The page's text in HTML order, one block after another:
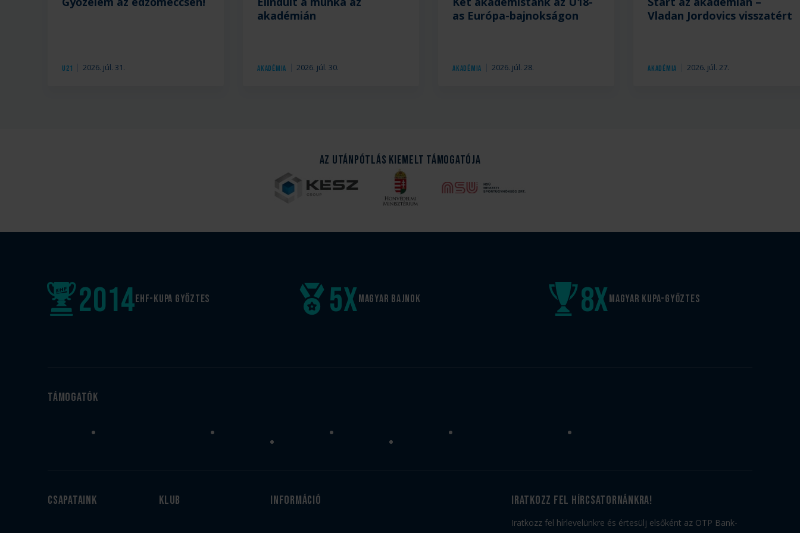
U21 2026. júl. 31. Akadémia 2026. júl. 30.
akadémián
Akadémia 2026. júl. 28.
as Európa-bajnokságon
Akadémia 2026. júl. 27.
Vladan Jordovics visszatért
Az Utánpótlás kiemelt támogatója
EHF-Kupa győztes
2014 Magyar bajnok
5x Magyar kupa-győztes
8x
Támogatók
Csapataink Klub Információ iratkozz fel hírcsatornánkra!
Iratkozz fel hírlevelünkre és értesülj elsőként az OTP Bank-